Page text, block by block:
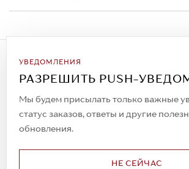
УВЕДОМЛЕНИЯ
РАЗРЕШИТЬ PUSH-
Мы будем присылать только важные
статус заказов, ответы и другие
обновления.
НЕ СЕЙЧАС
Подписаться на рассылку
Всегда будьте в курсе новых акций
спецпредложений!
© 2023. AIT Shoes
Все права защищены